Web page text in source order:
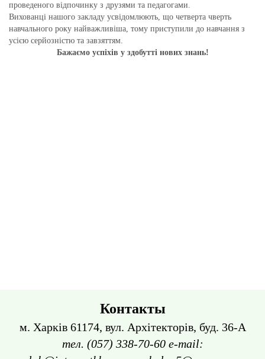
проведеного відпочинку з друзями та педагогами.
Вихованці нашого закладу усвідомлюють, що четверта чверть
навчального року найважливіша, тому приступили до навчання з
усією серйозністю та завзяттям.
Бажаємо успіхів у здобутті нових знань!
Контакты
м. Харків 61174, вул. Архітекторів, буд. 36-А
тел. (057) 338-70-60 e-mail: